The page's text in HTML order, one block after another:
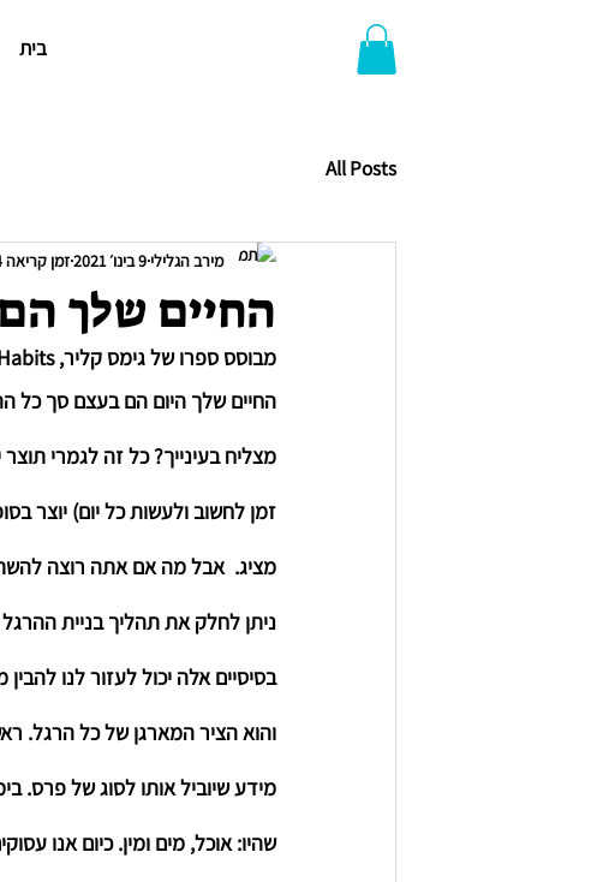
בית
All Posts
החיים שלך
מירב הגלילי 9 בינו׳ 2021 זמן קריאה 4 דקות
מבוסס ספרו של גימס קליר, Atomic Habits
החיים שלך היום הם בעצם סך כל
מצליח בעינייך? כל זה לגמרי
זמן לחשוב ולעשות כל יום)
מציג.  אבל מה אם אתה רוצה
ניתן לחלק את תהליך בניית
בסיסיים אלה יכול לעזור לנו
והוא הציר המארגן של כל הרגל.
מידע שיוביל אותו לסוג של פרס.
שהיו: אוכל, מים ומין. כיום אנו